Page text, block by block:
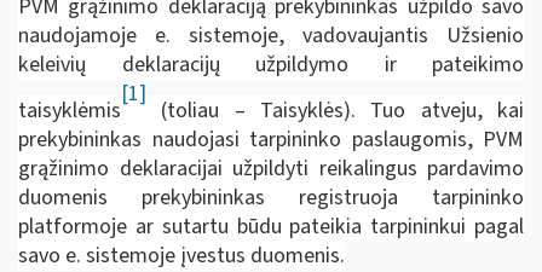
PVM grąžinimo deklaraciją prekybininkas užpildo savo
naudojamoje e. sistemoje, vadovaujantis Užsienio
keleivių deklaracijų užpildymo ir pateikimo
taisyklėmis
[1]
(toliau – Taisyklės). Tuo atveju, kai
prekybininkas naudojasi tarpininko paslaugomis, PVM
grąžinimo deklaracijai užpildyti reikalingus pardavimo
duomenis prekybininkas registruoja tarpininko
platformoje ar sutartu būdu pateikia tarpininkui pagal
savo e. sistemoje įvestus duomenis.